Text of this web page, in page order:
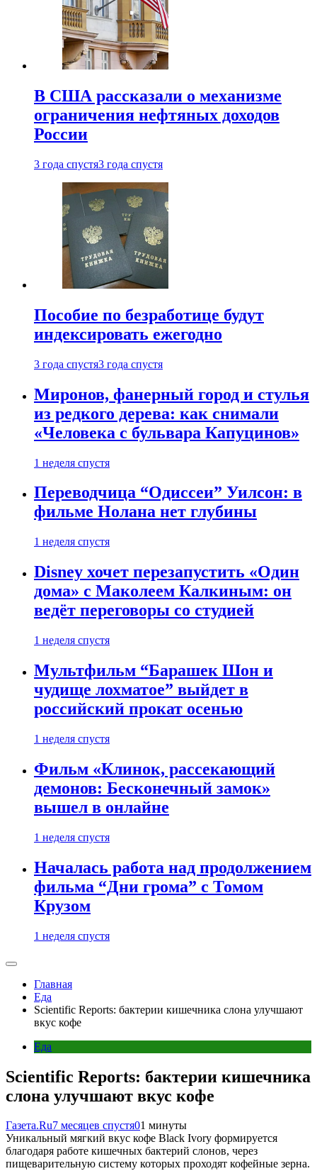
В США рассказали о механизме
ограничения нефтяных доходов
России
3 года спустя3 года спустя
Пособие по безработице будут
индексировать ежегодно
3 года спустя3 года спустя
Миронов, фанерный город и стулья
из редкого дерева: как снимали
«Человека с бульвара Капуцинов»
1 неделя спустя
Переводчица “Одиссеи” Уилсон: в
фильме Нолана нет глубины
1 неделя спустя
Disney хочет перезапустить «Один
дома» с Маколеем Калкиным: он
ведёт переговоры со студией
1 неделя спустя
Мультфильм “Барашек Шон и
чудище лохматое” выйдет в
российский прокат осенью
1 неделя спустя
Фильм «Клинок, рассекающий
демонов: Бесконечный замок»
вышел в онлайне
1 неделя спустя
Началась работа над продолжением
фильма “Дни грома” с Томом
Крузом
1 неделя спустя
Главная
Еда
Scientific Reports: бактерии кишечника слона улучшают
вкус кофе
Еда
Scientific Reports: бактерии кишечника
слона улучшают вкус кофе
Газета.Ru7 месяцев спустя01 минуты
Уникальный мягкий вкус кофе Black Ivory формируется
благодаря работе кишечных бактерий слонов, через
пищеварительную систему которых проходят кофейные зерна.